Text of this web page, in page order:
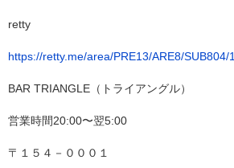
retty
https://retty.me/area/PRE13/ARE8/SUB804/
BAR TRIANGLE（トライアングル）
営業時間20:00〜翌5:00
〒１５４－０００１